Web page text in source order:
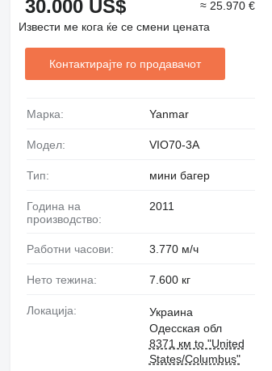
30.000 US$
≈ 25.970 €
Извести ме кога ќе се смени цената
Контактирајте го продавачот
Марка: Yanmar
Модел: VIO70-3A
Тип: мини багер
Година на
производство:
2011
Работни часови: 3.770 м/ч
Нето тежина: 7.600 кг
Локација:
Украина
Одесская обл
8371 км to "United
States/Columbus"